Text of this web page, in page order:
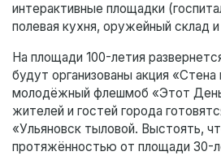
интерактивные площадки
полевая кухня, оружейный склад
На площади 100-летия
будут организованы акция
молодёжный флешмоб «Этот
жителей и гостей города
«Ульяновск тыловой. Выстоять,
протяжённостью от площади 30-